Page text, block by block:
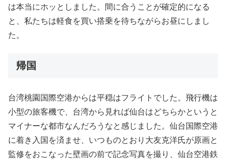
は本当にホッとしました。間に合うことが確定的になる
と、私たちは軽食を買い搭乗を待ちながらお昼にしまし
た。
帰国
台湾桃園国際空港からは平穏はフライトでした。飛行機は
小型の旅客機で、台湾から見れば仙台はどちらかというと
マイナーな都市なんだろうなと感じました。仙台国際空港
に着き入国を済ませ、いつものとおり大友克洋氏が原画と
監修をおこなった壁画の前で記念写真を撮り、仙台空港鉄